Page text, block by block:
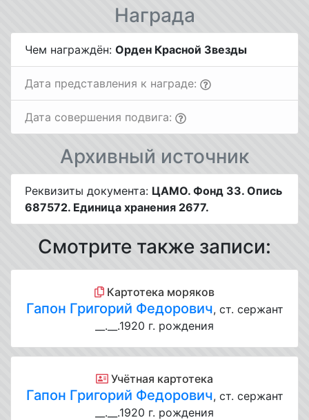
Награда
Чем награждён: Орден Красной Звезды
Дата представления к награде:
Дата совершения подвига:
Архивный источник
Реквизиты документа: ЦАМО. Фонд 33. Опись
687572. Единица хранения 2677.
Смотрите также записи:
Картотека моряков
Гапон Григорий Федорович, ст. сержант
__.__.1920 г. рождения
Учётная картотека
Гапон Григорий Федорович, ст. сержант
__.__.1920 г. рождения